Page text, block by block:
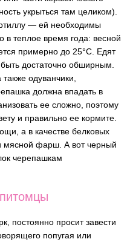
укрыться там целиком).
— ей необходимы
в теплое время года: весной
примерно до 25°С. Едят
достаточно обширным.
одуванчики,
должна впадать в
ее сложно, поэтому
и правильно ее кормите.
а в качестве белковых
мясной фарш. А вот черный
черепашкам
постоянно просит завести
попугая или